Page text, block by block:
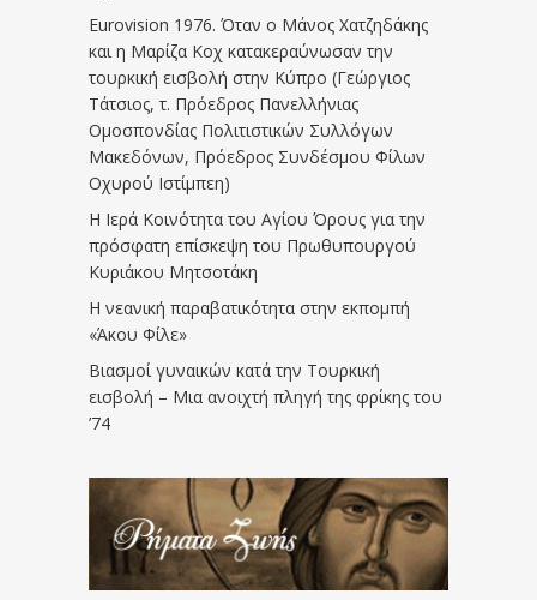
Eurovision 1976. Όταν ο Μάνος Χατζηδάκης
και η Μαρίζα Κοχ κατακεραύνωσαν την
τουρκική εισβολή στην Κύπρο (Γεώργιος
Τάτσιος, τ. Πρόεδρος Πανελλήνιας
Ομοσπονδίας Πολιτιστικών Συλλόγων
Μακεδόνων, Πρόεδρος Συνδέσμου Φίλων
Οχυρού Ιστίμπεη)
Η Ιερά Κοινότητα του Αγίου Όρους για την
πρόσφατη επίσκεψη του Πρωθυπουργού
Κυριάκου Μητσοτάκη
Η νεανική παραβατικότητα στην εκπομπή
«Άκου Φίλε»
Βιασμοί γυναικών κατά την Τουρκική
εισβολή – Μια ανοιχτή πληγή της φρίκης του
’74